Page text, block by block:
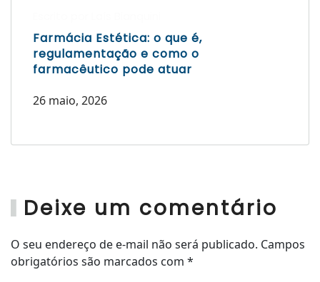
Farmácia Estética: o que é,
regulamentação e como o
farmacêutico pode atuar
26 maio, 2026
Deixe um comentário
O seu endereço de e-mail não será publicado. Campos
obrigatórios são marcados com *